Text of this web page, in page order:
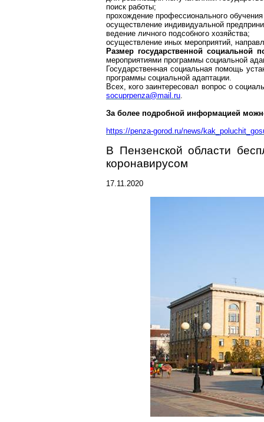
поиск работы;
прохождение профессионального
осуществление индивидуальной
ведение личного подсобного хозяйства;
осуществление иных мероприятий,
Размер государственной социальной
мероприятиями программы социальной
Государственная социальная помощь
программы социальной адаптации.
Всех, кого заинтересовал вопрос о
socuprpenza@mail.ru.
За более подробной информацией
https://penza-gorod.ru/news/kak_poluchit_g
В Пензенской области
коронавирусом
17.11.2020